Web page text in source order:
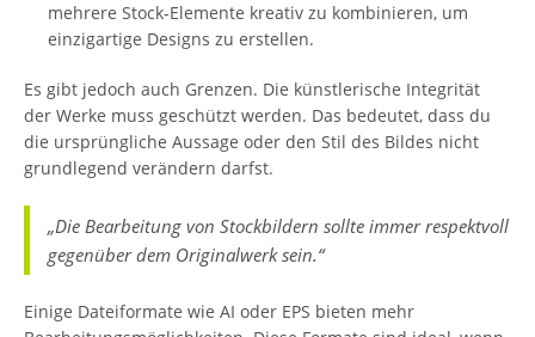
mehrere Stock-Elemente kreativ zu kombinieren, um
einzigartige Designs zu erstellen.
Es gibt jedoch auch Grenzen. Die künstlerische Integrität
der Werke muss geschützt werden. Das bedeutet, dass du
die ursprüngliche Aussage oder den Stil des Bildes nicht
grundlegend verändern darfst.
„Die Bearbeitung von Stockbildern sollte immer respektvoll
gegenüber dem Originalwerk sein.“
Einige Dateiformate wie AI oder EPS bieten mehr